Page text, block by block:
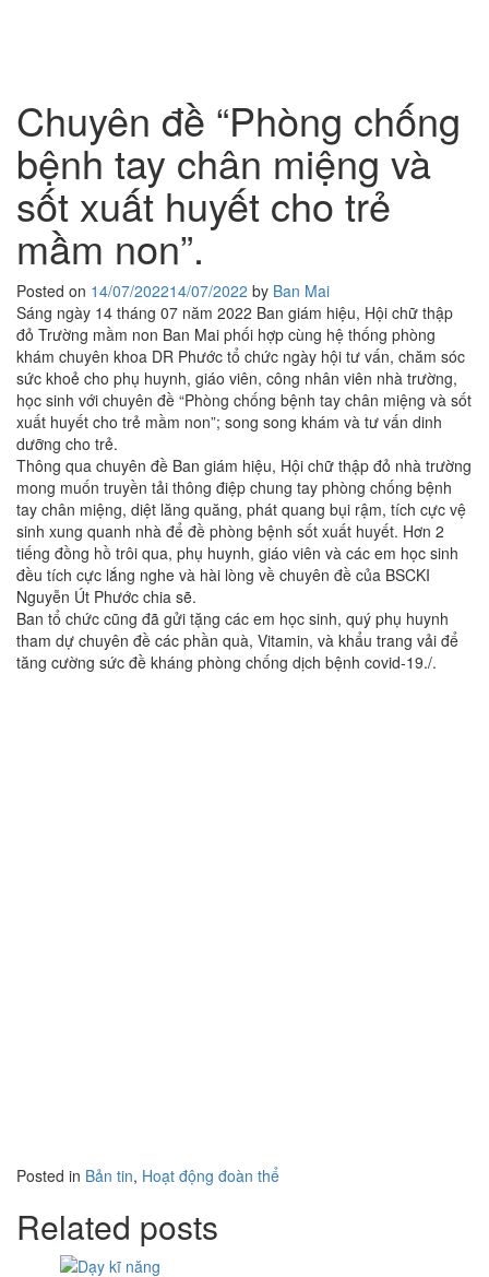
Non
Ban
Mai
Thành
Phố
Thủ
Đức
Chuyên đề “Phòng chống
bệnh tay chân miệng và
sốt xuất huyết cho trẻ
mầm non”.
Posted on 14/07/202214/07/2022 by Ban Mai
Sáng ngày 14 tháng 07 năm 2022 Ban giám hiệu, Hội chữ thập
đỏ Trường mầm non Ban Mai phối hợp cùng hệ thống phòng
khám chuyên khoa DR Phước tổ chức ngày hội tư vấn, chăm sóc
sức khoẻ cho phụ huynh, giáo viên, công nhân viên nhà trường,
học sinh với chuyên đề “Phòng chống bệnh tay chân miệng và sốt
xuất huyết cho trẻ mầm non”; song song khám và tư vấn dinh
dưỡng cho trẻ.
Thông qua chuyên đề Ban giám hiệu, Hội chữ thập đỏ nhà trường
mong muốn truyền tải thông điệp chung tay phòng chống bệnh
tay chân miệng, diệt lăng quăng, phát quang bụi rậm, tích cực vệ
sinh xung quanh nhà để đề phòng bệnh sốt xuất huyết. Hơn 2
tiếng đồng hồ trôi qua, phụ huynh, giáo viên và các em học sinh
đều tích cực lắng nghe và hài lòng về chuyên đề của BSCKI
Nguyễn Út Phước chia sẽ.
Ban tổ chức cũng đã gửi tặng các em học sinh, quý phụ huynh
tham dự chuyên đề các phần quà, Vitamin, và khẩu trang vải để
tăng cường sức đề kháng phòng chống dịch bệnh covid-19./.
Posted in Bản tin, Hoạt động đoàn thể
Related posts